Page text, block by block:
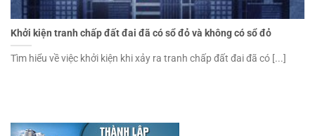
Khởi kiện tranh chấp đất đai đã có sổ đỏ và không có sổ đỏ
Tìm hiểu về việc khởi kiện khi xảy ra tranh chấp đất đai đã có [...]